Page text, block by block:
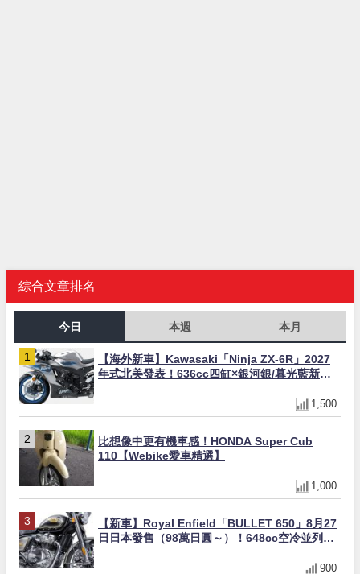
綜合文章排名
今日 本週 本月
【海外新車】Kawasaki「Ninja ZX-6R」2027
年式北美發表！636cc四缸×銀河銀/暮光藍新色
1,500
比想像中更有機車感！HONDA Super Cub
110【Webike愛車精選】
1,000
【新車】Royal Enfield「BULLET 650」8月27
日日本發售（98萬日圓～）！648cc空冷並列雙
900